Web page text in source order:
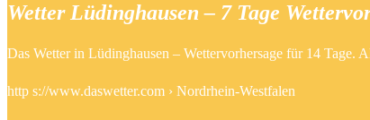
Wetter Lüdinghausen – 7 Tage
Das Wetter in Lüdinghausen – Wettervorhersage für 14 Tage.
http s://www.daswetter.com › Nordrhein-Westfalen